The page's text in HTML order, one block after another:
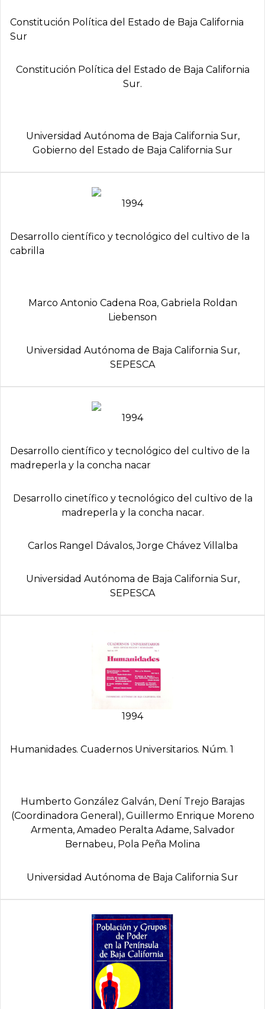
Constitución Polí­tica del Estado de Baja California
Sur
Constitución Política del Estado de Baja California
Sur.
Universidad Autónoma de Baja California Sur,
Gobierno del Estado de Baja California Sur
1994
Desarrollo cientí­fico y tecnológico del cultivo de la
cabrilla
Marco Antonio Cadena Roa, Gabriela Roldan
Liebenson
Universidad Autónoma de Baja California Sur,
SEPESCA
1994
Desarrollo cientí­fico y tecnológico del cultivo de la
madreperla y la concha nacar
Desarrollo cinetífico y tecnológico del cultivo de la
madreperla y la concha nacar.
Carlos Rangel Dávalos, Jorge Chávez Villalba
Universidad Autónoma de Baja California Sur,
SEPESCA
1994
Humanidades. Cuadernos Universitarios. Núm. 1
Humberto González Galván, Dení­ Trejo Barajas
(Coordinadora General), Guillermo Enrique Moreno
Armenta, Amadeo Peralta Adame, Salvador
Bernabeu, Pola Peña Molina
Universidad Autónoma de Baja California Sur